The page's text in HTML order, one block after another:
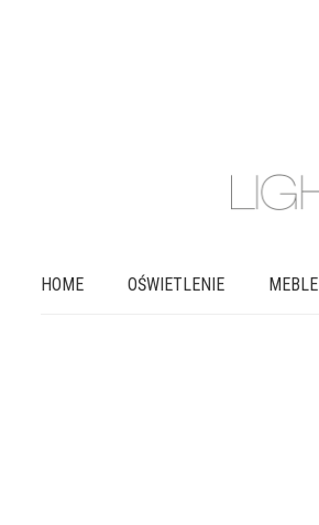
HOME OŚWIETLENIE MEBLE